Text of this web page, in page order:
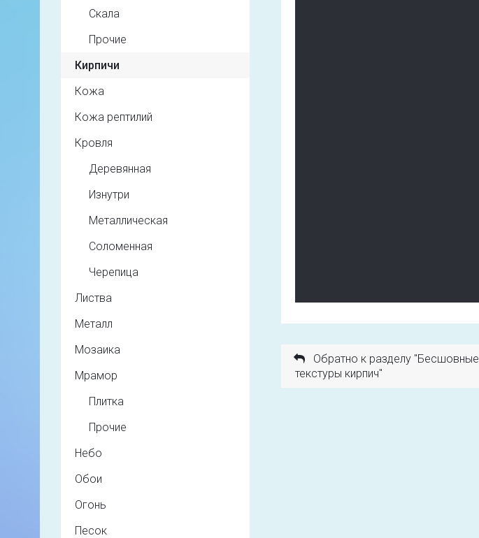
Обратно к разделу "Бесшовные
текстуры кирпич"
Скала
Прочие
Кирпичи
Кожа
Кожа рептилий
Кровля
Деревянная
Изнутри
Металлическая
Соломенная
Черепица
Листва
Металл
Мозаика
Мрамор
Плитка
Прочие
Небо
Обои
Огонь
Песок